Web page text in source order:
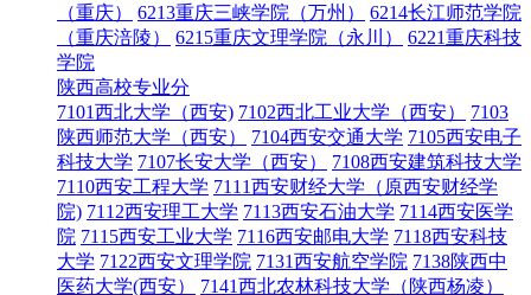
（重庆）
6213重庆三峡学院（万州）
6214长江师范学院
（重庆涪陵）
6215重庆文理学院（永川）
6221重庆科技
学院
陕西高校专业分
7101西北大学（西安) 7102西北工业大学（西安）
7103
陕西师范大学（西安）
7104西安交通大学 7105西安电子
科技大学 7107长安大学（西安）
7108西安建筑科技大学
7110西安工程大学 7111西安财经大学（原西安财经学
院) 7112西安理工大学 7113西安石油大学 7114西安医学
院 7115西安工业大学 7116西安邮电大学 7118西安科技
大学 7122西安文理学院 7131西安航空学院 7138陕西中
医药大学(西安）
7141西北农林科技大学（陕西杨凌）